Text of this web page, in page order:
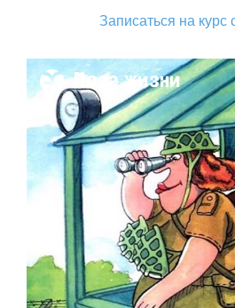
Записаться на курс
Поза жизни